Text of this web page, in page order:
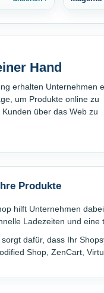
Hand
erhalten Unternehmen
um Produkte online zu
über das Web zu
Produkte
hilft Unternehmen
Ladezeiten und eine
dafür, dass Ihr
Shop, ZenCart,